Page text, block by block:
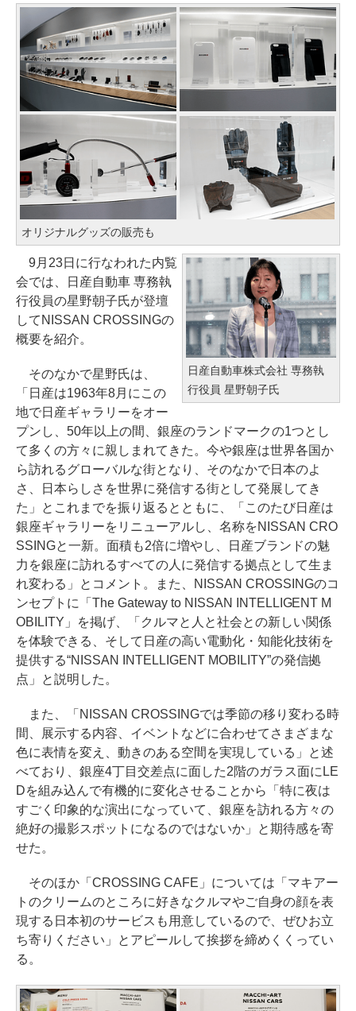
オリジナルグッズの販売も
日産自動車株式会社 専務執
行役員 星野朝子氏
9月23日に行なわれた内覧
会では、日産自動車 専務執
行役員の星野朝子氏が登壇
してNISSAN CROSSINGの
概要を紹介。
そのなかで星野氏は、
「日産は1963年8月にこの
地で日産ギャラリーをオー
プンし、50年以上の間、銀座のランドマークの1つとし
て多くの方々に親しまれてきた。今や銀座は世界各国か
ら訪れるグローバルな街となり、そのなかで日本のよ
さ、日本らしさを世界に発信する街として発展してき
た」とこれまでを振り返るとともに、「このたび日産は
銀座ギャラリーをリニューアルし、名称をNISSAN CRO
SSINGと一新。面積も2倍に増やし、日産ブランドの魅
力を銀座に訪れるすべての人に発信する拠点として生ま
れ変わる」とコメント。また、NISSAN CROSSINGのコ
ンセプトに「The Gateway to NISSAN INTELLIGENT M
OBILITY」を掲げ、「クルマと人と社会との新しい関係
を体験できる、そして日産の高い電動化・知能化技術を
提供する“NISSAN INTELLIGENT MOBILITY”の発信拠
点」と説明した。
また、「NISSAN CROSSINGでは季節の移り変わる時
間、展示する内容、イベントなどに合わせてさまざまな
色に表情を変え、動きのある空間を実現している」と述
べており、銀座4丁目交差点に面した2階のガラス面にLE
Dを組み込んで有機的に変化させることから「特に夜は
すごく印象的な演出になっていて、銀座を訪れる方々の
絶好の撮影スポットになるのではないか」と期待感を寄
せた。
そのほか「CROSSING CAFE」については「マキアー
トのクリームのところに好きなクルマやご自身の顔を表
現する日本初のサービスも用意しているので、ぜひお立
ち寄りください」とアピールして挨拶を締めくくってい
る。